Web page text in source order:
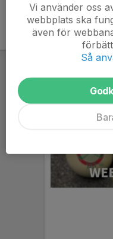
Vi använder oss
webbplats ska
även för
Så